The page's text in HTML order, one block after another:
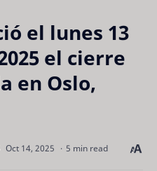
el lunes 13
el cierre
en Oslo,
5 min read